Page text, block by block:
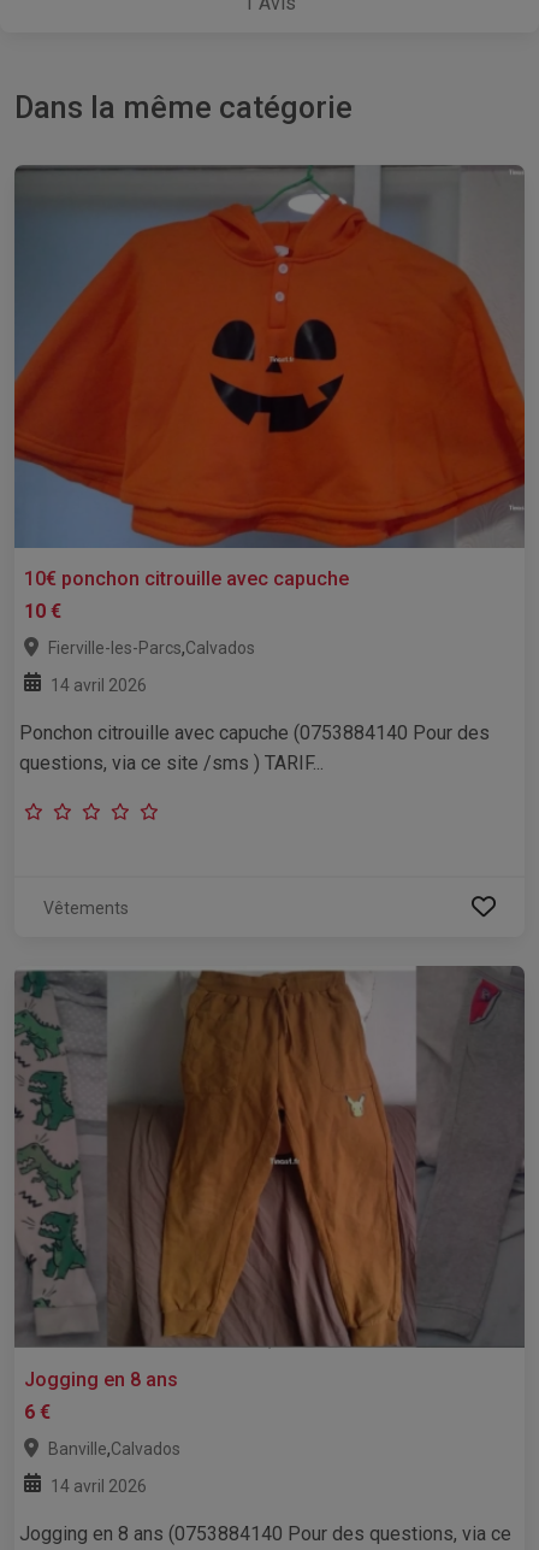
Dans la même catégorie
10€ ponchon citrouille avec capuche
10 €
Fierville-les-Parcs,Calvados
14 avril 2026
Ponchon citrouille avec capuche (0753884140 Pour des
questions, via ce site /sms ) TARIF...
Vêtements
Jogging en 8 ans
6 €
Banville,Calvados
14 avril 2026
Jogging en 8 ans (0753884140 Pour des questions, via ce